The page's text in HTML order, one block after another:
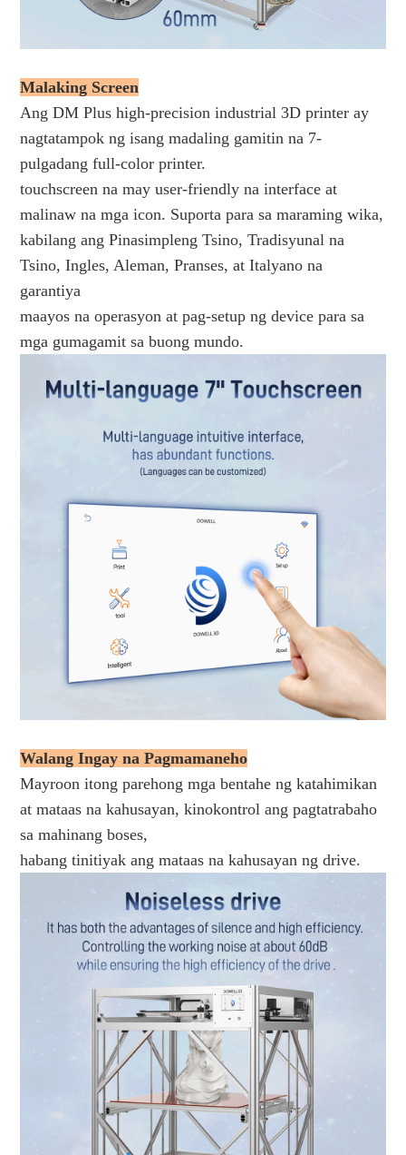
Malaking Screen
Ang DM Plus high-precision industrial 3D printer ay
nagtatampok ng isang madaling gamitin na 7-
pulgadang full-color printer.
touchscreen na may user-friendly na interface at
malinaw na mga icon. Suporta para sa maraming wika,
kabilang ang Pinasimpleng Tsino, Tradisyunal na
Tsino, Ingles, Aleman, Pranses, at Italyano na
garantiya
maayos na operasyon at pag-setup ng device para sa
mga gumagamit sa buong mundo.
Walang Ingay na Pagmamaneho
Mayroon itong parehong mga bentahe ng katahimikan
at mataas na kahusayan, kinokontrol ang pagtatrabaho
sa mahinang boses,
habang tinitiyak ang mataas na kahusayan ng drive.